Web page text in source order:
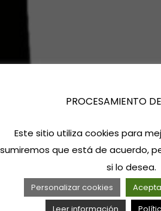
PROCESAMIENTO
Este sitio utiliza cookies para
que está de acuerdo,
si lo desea.
Personalizar cookies